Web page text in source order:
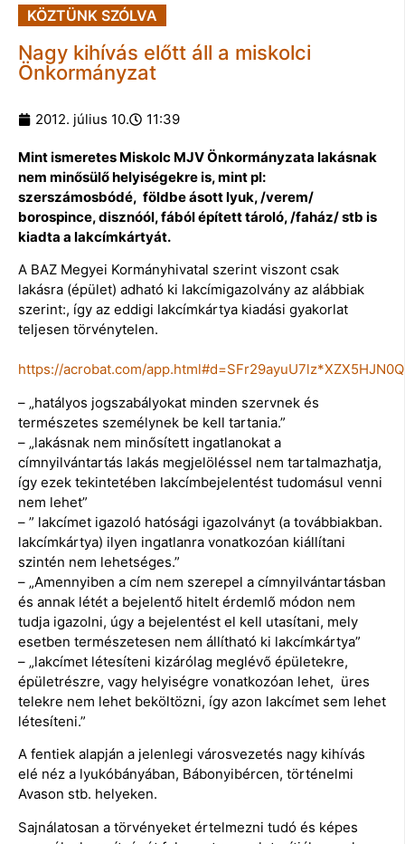
KÖZTÜNK SZÓLVA
Nagy kihívás előtt áll a miskolci
Önkormányzat
2012. július 10. 11:39
Mint ismeretes Miskolc MJV Önkormányzata lakásnak
nem minősülő helyiségekre is, mint pl:
szerszámosbódé, földbe ásott lyuk, /verem/
borospince, disznóól, fából épített tároló, /faház/ stb is
kiadta a lakcímkártyát.
A BAZ Megyei Kormányhivatal szerint viszont csak
lakásra (épület) adható ki lakcímigazolvány az alábbiak
szerint:, így az eddigi lakcímkártya kiadási gyakorlat
teljesen törvénytelen.
https://acrobat.com/app.html#d=SFr29ayuU7lz*XZX5HJN0Q
– „hatályos jogszabályokat minden szervnek és
természetes személynek be kell tartania.”
– „lakásnak nem minősített ingatlanokat a
címnyilvántartás lakás megjelöléssel nem tartalmazhatja,
így ezek tekintetében lakcímbejelentést tudomásul venni
nem lehet”
– ” lakcímet igazoló hatósági igazolványt (a továbbiakban.
lakcímkártya) ilyen ingatlanra vonatkozóan kiállítani
szintén nem lehetséges.”
– „Amennyiben a cím nem szerepel a címnyilvántartásban
és annak létét a bejelentő hitelt érdemlő módon nem
tudja igazolni, úgy a bejelentést el kell utasítani, mely
esetben természetesen nem állítható ki lakcímkártya”
– „lakcímet létesíteni kizárólag meglévő épületekre,
épületrészre, vagy helyiségre vonatkozóan lehet, üres
telekre nem lehet beköltözni, így azon lakcímet sem lehet
létesíteni.”
A fentiek alapján a jelenlegi városvezetés nagy kihívás
elé néz a lyukóbányában, Bábonyibércen, történelmi
Avason stb. helyeken.
Sajnálatosan a törvényeket értelmezni tudó és képes